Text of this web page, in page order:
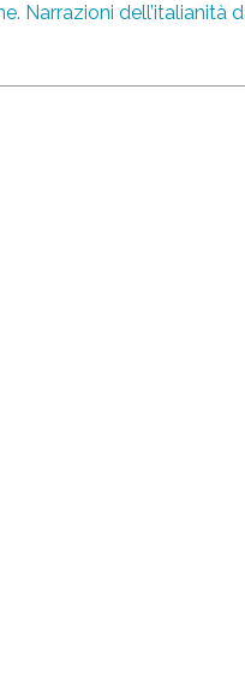
Narrazioni dell’italianità